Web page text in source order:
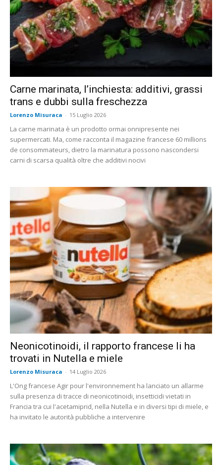
Carne marinata, l’inchiesta: additivi, grassi
trans e dubbi sulla freschezza
Lorenzo Misuraca - 15 Luglio 2026
La carne marinata è un prodotto ormai onnipresente nei
supermercati. Ma, come racconta il magazine francese 60 millions
de consommateurs, dietro la marinatura possono nascondersi
carni di scarsa qualità oltre che additivi nocivi
Neonicotinoidi, il rapporto francese li ha
trovati in Nutella e miele
Lorenzo Misuraca - 14 Luglio 2026
L'Ong francese Agir pour l'environnement ha lanciato un allarme
sulla presenza di tracce di neonicotinoidi, insetticidi vietati in
Francia tra cui l'acetamiprid, nella Nutella e in diversi tipi di miele, e
ha invitato le autorità pubbliche a intervenire